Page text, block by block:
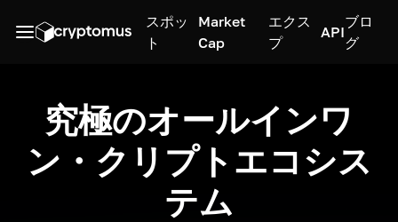
スポッ
ト
Market
Cap
エクス
プ
API
ブロ
グ
究極のオールインワ
ン・クリプトエコシス
テム